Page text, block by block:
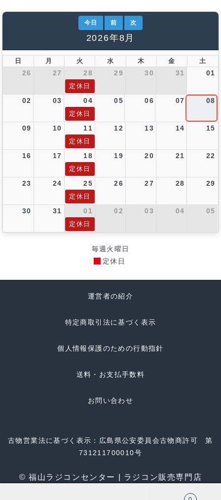
今日 前 次
2026年8月
日 月 火 水 木 金 土
26 27 28 29 30 31 01
定休日
02 03 04 05 06 07 08
定休日
09 10 11 12 13 14 15
定休日
16 17 18 19 20 21 22
定休日
23 24 25 26 27 28 29
定休日
30 31 01 02 03 04 05
定休日
毎週火曜日
定休日
運営者の紹介
特定商取引法に基づく表示
個人情報保護のための行動指針
送料・お支払手数料
お問い合わせ
古物営業法に基づく表示：広島県公安委員会古物商許可 第
731211700010号
© 福山ラジコンセンター | ラジコン販売専門店